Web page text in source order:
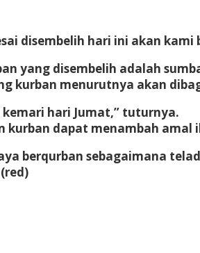
disembelih hari ini akan
yang disembelih adalah
kurban menurutnya akan
hari Jumat,” tuturnya.
kurban dapat menambah
berqurban sebagaimana